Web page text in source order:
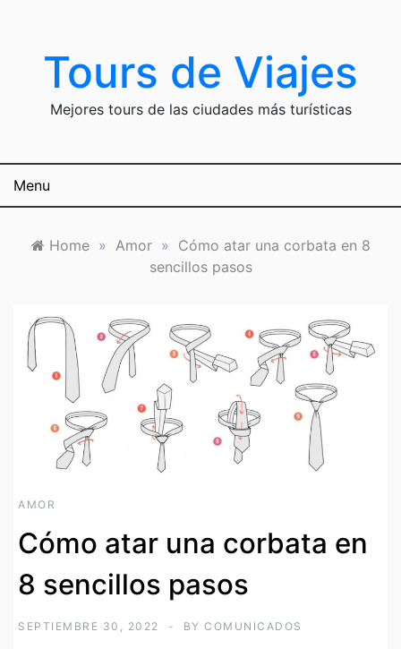
contentTours de Viajes
Mejores tours de las ciudades más turísticas
Menu
Home » Amor » Cómo atar una corbata en 8
sencillos pasos
AMOR
Cómo atar una corbata en
8 sencillos pasos
SEPTIEMBRE 30, 2022 BY COMUNICADOS